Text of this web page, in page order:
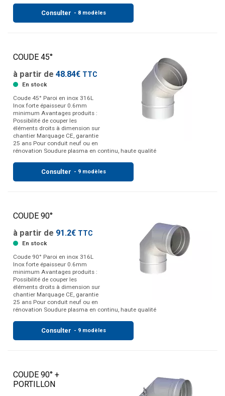
Consulter - 8 modèles
COUDE 45°
à partir de 48.84€ TTC
En stock
Coude 45° Paroi en inox 316L
Inox forte épaisseur 0.6mm
minimum Avantages produits :
Possibilité de couper les
éléments droits à dimension sur
chantier Marquage CE, garantie
25 ans Pour conduit neuf ou en
rénovation Soudure plasma en continu, haute qualité
Consulter - 9 modèles
COUDE 90°
à partir de 91.2€ TTC
En stock
Coude 90° Paroi en inox 316L
Inox forte épaisseur 0.6mm
minimum Avantages produits :
Possibilité de couper les
éléments droits à dimension sur
chantier Marquage CE, garantie
25 ans Pour conduit neuf ou en
rénovation Soudure plasma en continu, haute qualité
Consulter - 9 modèles
COUDE 90° +
PORTILLON